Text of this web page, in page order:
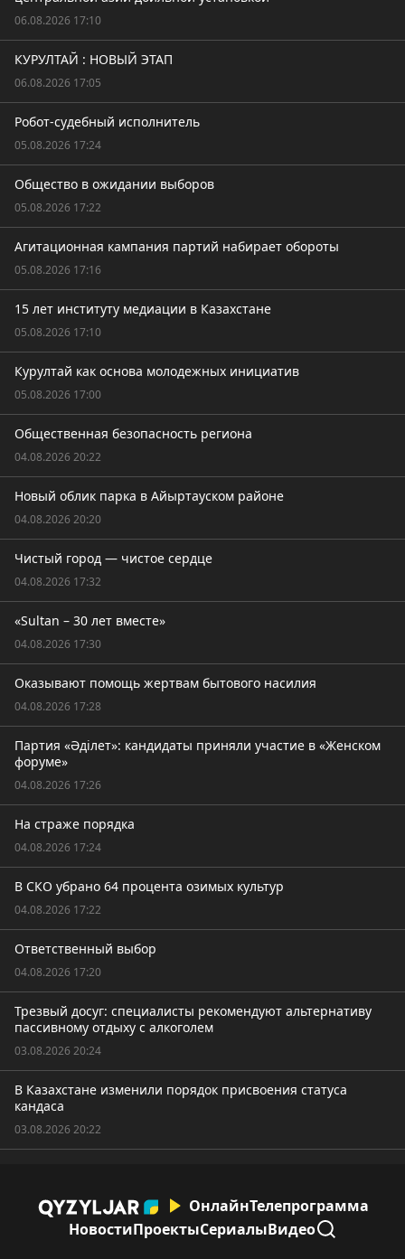
06.08.2026 17:10
КУРУЛТАЙ : НОВЫЙ ЭТАП
06.08.2026 17:05
Робот-судебный исполнитель
05.08.2026 17:24
Общество в ожидании выборов
05.08.2026 17:22
Агитационная кампания партий набирает обороты
05.08.2026 17:16
15 лет институту медиации в Казахстане
05.08.2026 17:10
Курултай как основа молодежных инициатив
05.08.2026 17:00
Общественная безопасность региона
04.08.2026 20:22
Новый облик парка в Айыртауском районе
04.08.2026 20:20
Чистый город — чистое сердце
04.08.2026 17:32
«Sultan – 30 лет вместе»
04.08.2026 17:30
Оказывают помощь жертвам бытового насилия
04.08.2026 17:28
Партия «Әділет»: кандидаты приняли участие в «Женском
форуме»
04.08.2026 17:26
На страже порядка
04.08.2026 17:24
В СКО убрано 64 процента озимых культур
04.08.2026 17:22
Ответственный выбор
04.08.2026 17:20
Трезвый досуг: специалисты рекомендуют альтернативу
пассивному отдыху с алкоголем
03.08.2026 20:24
В Казахстане изменили порядок присвоения статуса
кандаса
03.08.2026 20:22
ОнлайнТелепрограмма
НовостиПроектыСериалыВидео